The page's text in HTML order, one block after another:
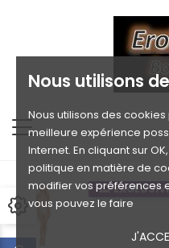
Nous utilisons
Nous utilisons des
meilleure expérience
Internet. En cliquant sur
politique en matière de
modifier vos préférences
vous pouvez le faire